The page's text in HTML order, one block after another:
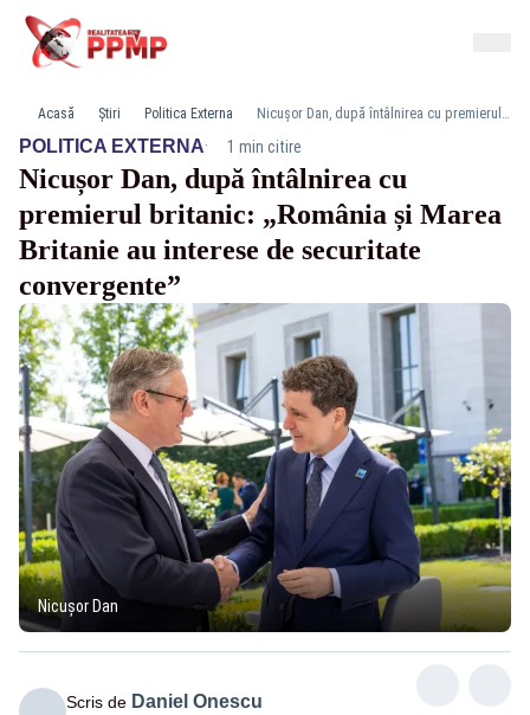
Acasă Știri Politica Externa Nicușor Dan, după întâlnirea cu premierul britanic: „România și Marea Britanie au interese de securitate convergente”
POLITICA EXTERNA· 1 min citire
Nicușor Dan, după întâlnirea cu
premierul britanic: „România și Marea
Britanie au interese de securitate
convergente”
Nicușor Dan
Scris de Daniel Onescu